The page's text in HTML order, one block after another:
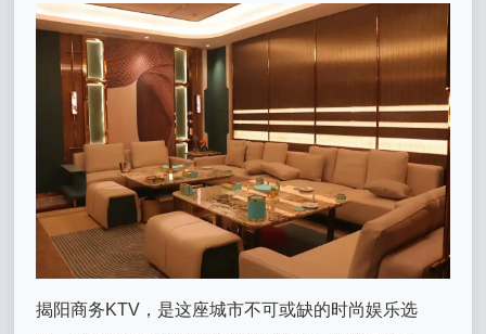
揭阳商务KTV，是这座城市不可或缺的时尚娱乐选